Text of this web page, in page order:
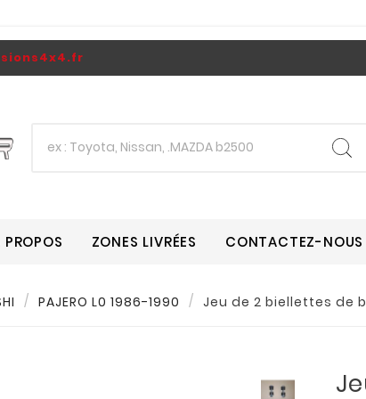
PROPOS ZONES LIVRÉES CONTACTEZ-NOUS
PAJERO L0 1986-1990 Jeu de 2 biellettes de